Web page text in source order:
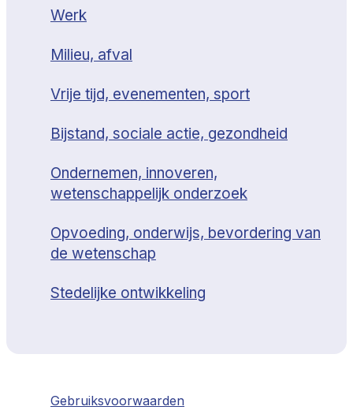
Werk
Milieu, afval
Vrije tijd, evenementen, sport
Bijstand, sociale actie, gezondheid
Ondernemen, innoveren,
wetenschappelijk onderzoek
Opvoeding, onderwijs, bevordering van
de wetenschap
Stedelijke ontwikkeling
Gebruiksvoorwaarden